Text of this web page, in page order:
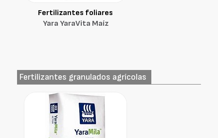
Fertilizantes foliares
Yara YaraVita Maíz
Fertilizantes granulados agrícolas